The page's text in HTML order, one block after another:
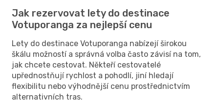
Jak rezervovat lety do destinace
Votuporanga za nejlepší cenu
Lety do destinace Votuporanga nabízejí širokou
škálu možností a správná volba často závisí na tom,
jak chcete cestovat. Někteří cestovatelé
upřednostňují rychlost a pohodlí, jiní hledají
flexibilitu nebo výhodnější cenu prostřednictvím
alternativních tras.